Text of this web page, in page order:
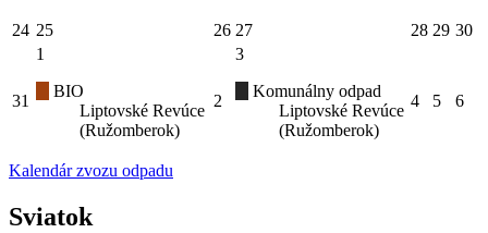
24 25 26 27 28 29 30
31
1
BIO
Liptovské Revúce
(Ružomberok)
2
3
Komunálny odpad
Liptovské Revúce
(Ružomberok)
4 5 6
Kalendár zvozu odpadu
Sviatok